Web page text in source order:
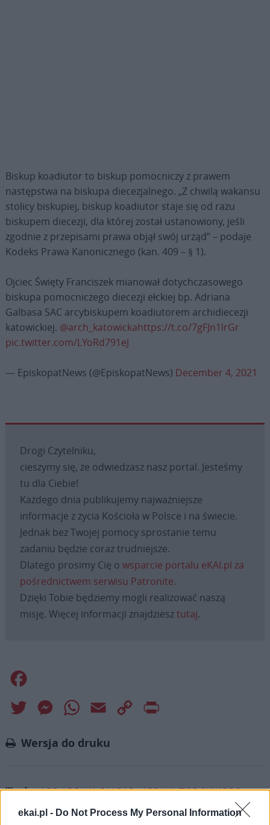
ekai.pl - Do Not Process My Personal Information
Biskup koadiutor to biskup pomocniczy z prawem
następstwa na biskupa diecezjalnego. „Z chwilą wakansu
stolicy biskupiej, biskup koadiutor staje się od razu
biskupem diecezji, dla której został ustanowiony, jeśli
zgodnie z przepisami prawa objął swój urząd” – podaje
Kodeks Prawa Kanonicznego (kan. 409 – § 1).
Ojciec Święty Franciszek mianował dotychczasowego
biskupa pomocniczego diecezji ełckiej bp. Adriana
Galbasa SAC arcybiskupem koadiutorem archidiecezji
katowickiej. @arch_katowickahttps://t.co/7gFJn1lrGr
pic.twitter.com/LYoRd791eJ
— EpiskopatNews (@EpiskopatNews) December 4, 2021
Drogi Czytelniku,
cieszymy się, że odwiedzasz nasz portal. Jesteśmy
tu dla Ciebie!
Każdego dnia publikujemy najważniejsze
informacje z życia Kościoła w Polsce i na świecie.
Jednak bez Twojej pomocy sprostanie temu
zadaniu będzie coraz trudniejsze.
Dlatego prosimy Cię o wsparcie portalu eKAI.pl za
pośrednictwem serwisu Patronite.
Dzięki Tobie będziemy mogli realizować naszą
misję. Więcej informacji znajdziesztutaj.
Twitter MessengerWhatsApp
Email
Copy
Wersja do druku
Tagi: ABP ADRIAN GALBAS ABP WIKTOR SKWORC
EPISKOPAT POLSKI
KATOWICKA NOMINACJE